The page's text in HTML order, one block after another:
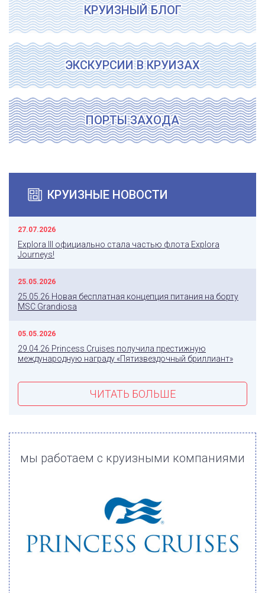
КРУИЗНЫЙ БЛОГ
ЭКСКУРСИИ В КРУИЗАХ
ПОРТЫ ЗАХОДА
КРУИЗНЫЕ НОВОСТИ
27.07.2026
Explora III официально стала частью флота Explora
Journeys!
25.05.2026
25.05.26 Новая бесплатная концепция питания на борту
MSC Grandiosa
05.05.2026
29.04.26 Princess Cruises получила престижную
международную награду «Пятизвездочный бриллиант»
ЧИТАТЬ БОЛЬШЕ
мы работаем с круизными компаниями